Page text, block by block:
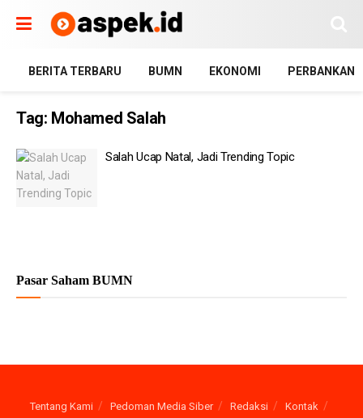
BERITA TERBARU BUMN EKONOMI PERBANKAN
Tag: Mohamed Salah
Salah Ucap Natal, Jadi Trending Topic
Pasar Saham BUMN
Tentang Kami Pedoman Media Siber Redaksi
Kontak